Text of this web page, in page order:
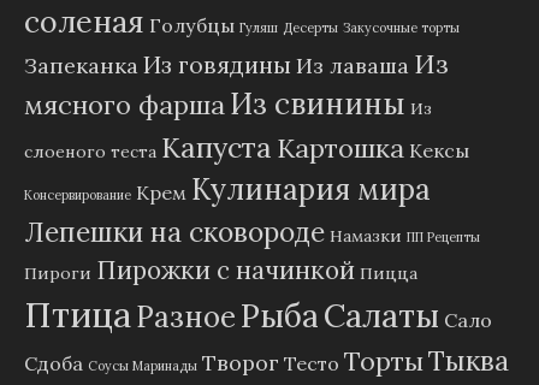
соленая Голубцы Гуляш Десерты Закусочные торты
ЗапеканкаИз говядины Из лаваша Из
мясного фаршаИз свинины Из
слоеного теста Капуста Картошка Кексы
Консервирование Крем Кулинария мира
Лепешки на сковороде Намазки ПП Рецепты
Пироги Пирожки с начинкой Пицца
ПтицаРазноеРыбаСалаты Сало
Сдоба Соусы Маринады Творог Тесто ТортыТыква